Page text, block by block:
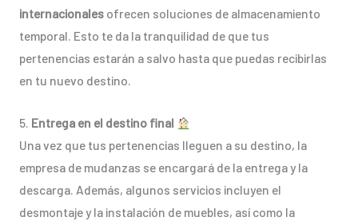
internacionalesofrecen soluciones de almacenamiento
temporal. Esto te da la tranquilidad de que tus
pertenencias estarán a salvo hasta que puedas recibirlas
en tu nuevo destino.
5. Entrega en el destino final
Una vez que tus pertenencias lleguen a su destino, la
empresa de mudanzas se encargará de la entrega y la
descarga. Además, algunos servicios incluyen el
desmontaje y la instalación de muebles, así como la